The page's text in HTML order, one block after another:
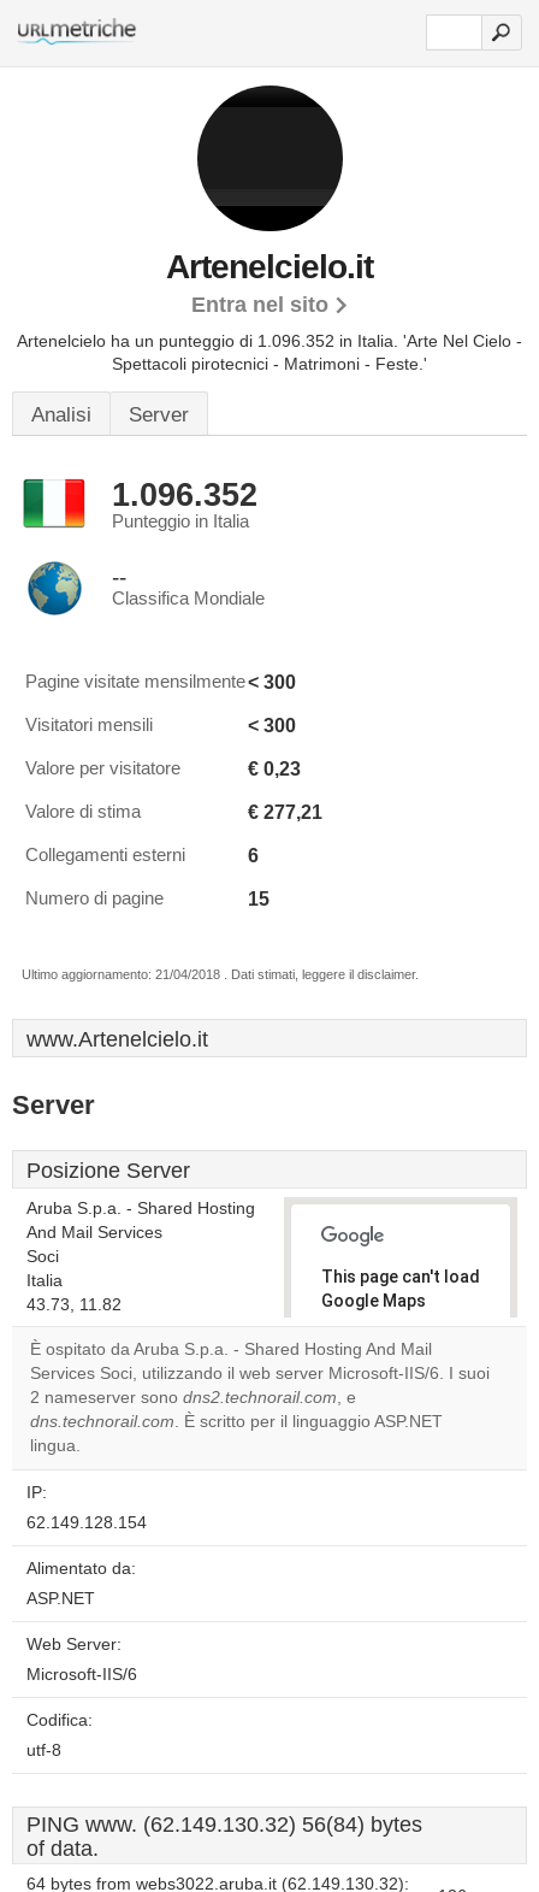
Artenelcielo.it
Entra nel sito
Artenelcielo ha un punteggio di 1.096.352 in Italia. 'Arte Nel Cielo -
Spettacoli pirotecnici - Matrimoni - Feste.'
Analisi Server
1.096.352
Punteggio in Italia
--
Classifica Mondiale
Pagine visitate mensilmente< 300
Visitatori mensili < 300
Valore per visitatore € 0,23
Valore di stima € 277,21
Collegamenti esterni 6
Numero di pagine 15
Ultimo aggiornamento: 21/04/2018 . Dati stimati, leggere il disclaimer.
www.Artenelcielo.it
Server
Posizione Server
Aruba S.p.a. - Shared Hosting
And Mail Services
Soci
Italia
43.73, 11.82
This page can't load
Google Maps
correctly.
Do you
own this
website?
È ospitato da Aruba S.p.a. - Shared Hosting And Mail
Services Soci, utilizzando il web server Microsoft-IIS/6. I suoi
2 nameserver sono dns2.technorail.com, e
dns.technorail.com. È scritto per il linguaggio ASP.NET
lingua.
IP:
62.149.128.154
Alimentato da:
ASP.NET
Web Server:
Microsoft-IIS/6
Codifica:
utf-8
PING www. (62.149.130.32) 56(84) bytes
of data.
64 bytes from webs3022.aruba.it (62.149.130.32):